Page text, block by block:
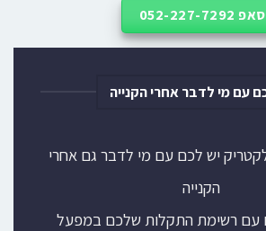
7292
עם מי לדבר אחרי הקנייה
יש לכם עם מי לדבר גם אחרי
הקנייה
עם רשימת התקלות שלכם במפעל